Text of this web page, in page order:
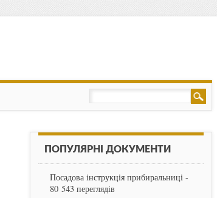
ПОПУЛЯРНІ ДОКУМЕНТИ
Посадова інструкція прибиральниці-
80 543 переглядів